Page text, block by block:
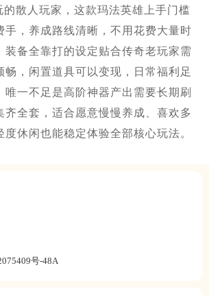
的散人玩家，这款玛法英雄上手门槛
手，养成路线清晰，不用花费大量时
装备全靠打的设定贴合传奇老玩家需
畅，闲置道具可以变现，日常福利足
唯一不足是高阶神器产出需要长期刷
齐全套，适合愿意慢慢养成、喜欢多
度休闲也能稳定体验全部核心玩法。
号-48A